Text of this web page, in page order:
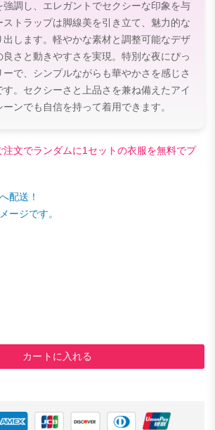
強調し、エレガントでセクシーな印象を与
ストラップは脚線美を引き立て、魅力的な
出します。軽やかな素材と調整可能なデザ
良さと動きやすさを実現。特別な夜にぴっ
で、シンプルながらも華やかさを感じさ
。セクシーさと上品さを兼ね備えたアイ
ンでも自信を持って着用できます。
文でランダムに1セットの衣服を無料でプ
配送！
ージです。
カートに入れる